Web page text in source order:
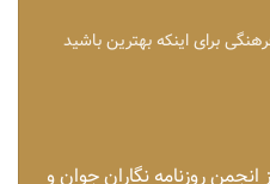
برای اینکه بهترین باشید
انجمن روزنامه نگاران جوان و